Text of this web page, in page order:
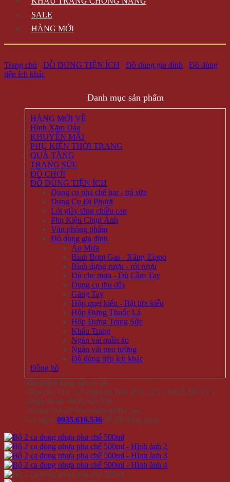
SALE
HÀNG MỚI
Trang chủ / ĐỒ DÙNG TIỆN ÍCH / Đồ dùng gia đình / Đồ dùng
tiện ích khác
Danh mục sản phẩm
HÀNG MỚI VỀ
Hình Xăm Dán
KHUYẾN MÃI
PHỤ KIỆN THỜI TRANG
QUÀ TẶNG
TRANG SỨC
ĐỒ CHƠI
ĐỒ DÙNG TIỆN ÍCH
Dụng cụ pha chế bar - trà sữa
Dụng Cụ Đi Phượt
Lót giày tăng chiều cao
Phụ Kiện Chụp Ảnh
Văn phòng phẩm
Đồ dùng gia đình
Áo Mưa
Bình Bơm Gas - Xăng Zippo
Bình đựng rượu - rót rượu
Dù che mưa - Dù Cầm Tay
Dụng cụ thu dây
Găng Tay
Hộp quẹt kiểu - Bật lửa kiểu
Hộp Đựng Thuốc Lá
Hộp Đựng Trang Sức
Khẩu Trang
Ngăn vải quần áo
Ngăn vải treo tường
Đồ dùng tiện ích khác
Đồng hồ
Sản phẩm đang sẵn có tại
- Địa chỉ: 714 / 17 Nguyễn Trãi, P.11, Q.5 ( NHÀ SỐ 17 )
- Điện thoại: 0935 616 536
- Email: Info@Winwinshop88.Com
Gọi ngay 0935.616.536 để đặt hàng ngay.